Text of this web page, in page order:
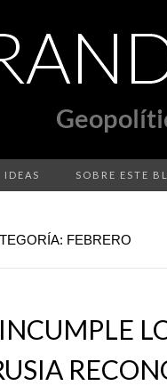
IDEAS SOBRE ESTE
FEBRERO